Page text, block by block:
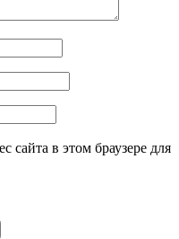
сайта в этом браузере для